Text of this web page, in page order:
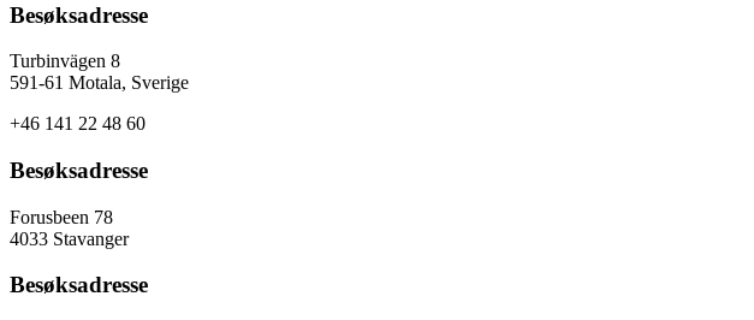
Besøksadresse
Turbinvägen 8
591-61 Motala, Sverige
+46 141 22 48 60
Besøksadresse
Forusbeen 78
4033 Stavanger
Besøksadresse